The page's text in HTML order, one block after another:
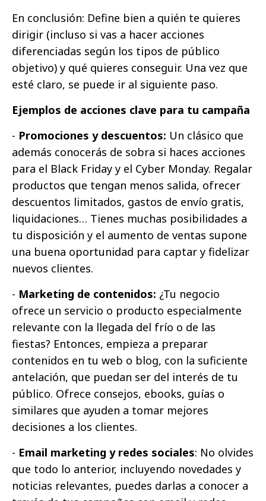
En conclusión: Define bien a quién te quieres
dirigir (incluso si vas a hacer acciones
diferenciadas según los tipos de público
objetivo) y qué quieres conseguir. Una vez que
esté claro, se puede ir al siguiente paso.
Ejemplos de acciones clave para tu campaña
- Promociones y descuentos: Un clásico que
además conocerás de sobra si haces acciones
para el Black Friday y el Cyber Monday. Regalar
productos que tengan menos salida, ofrecer
descuentos limitados, gastos de envío gratis,
liquidaciones… Tienes muchas posibilidades a
tu disposición y el aumento de ventas supone
una buena oportunidad para captar y fidelizar
nuevos clientes.
- Marketing de contenidos: ¿Tu negocio
ofrece un servicio o producto especialmente
relevante con la llegada del frío o de las
fiestas? Entonces, empieza a preparar
contenidos en tu web o blog, con la suficiente
antelación, que puedan ser del interés de tu
público. Ofrece consejos, ebooks, guías o
similares que ayuden a tomar mejores
decisiones a los clientes.
- Email marketing y redes sociales: No olvides
que todo lo anterior, incluyendo novedades y
noticias relevantes, puedes darlas a conocer a